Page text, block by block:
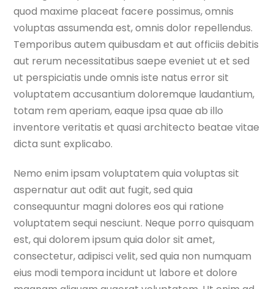
quod maxime placeat facere possimus, omnis
voluptas assumenda est, omnis dolor repellendus.
Temporibus autem quibusdam et aut officiis debitis
aut rerum necessitatibus saepe eveniet ut et sed
ut perspiciatis unde omnis iste natus error sit
voluptatem accusantium doloremque laudantium,
totam rem aperiam, eaque ipsa quae ab illo
inventore veritatis et quasi architecto beatae vitae
dicta sunt explicabo.
Nemo enim ipsam voluptatem quia voluptas sit
aspernatur aut odit aut fugit, sed quia
consequuntur magni dolores eos qui ratione
voluptatem sequi nesciunt. Neque porro quisquam
est, qui dolorem ipsum quia dolor sit amet,
consectetur, adipisci velit, sed quia non numquam
eius modi tempora incidunt ut labore et dolore